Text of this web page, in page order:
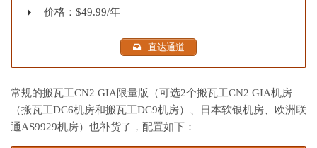
价格：$49.99/年
直达通道
常规的搬瓦工CN2 GIA限量版（可选2个搬瓦工CN2 GIA机房
（搬瓦工DC6机房和搬瓦工DC9机房）、日本软银机房、欧洲联
通AS9929机房）也补货了，配置如下：